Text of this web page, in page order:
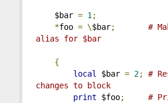
$bar = 1 ;
*foo = \$bar;
#
alias for $bar
{
local
$bar = 2;
#
changes to block
print $foo;
#